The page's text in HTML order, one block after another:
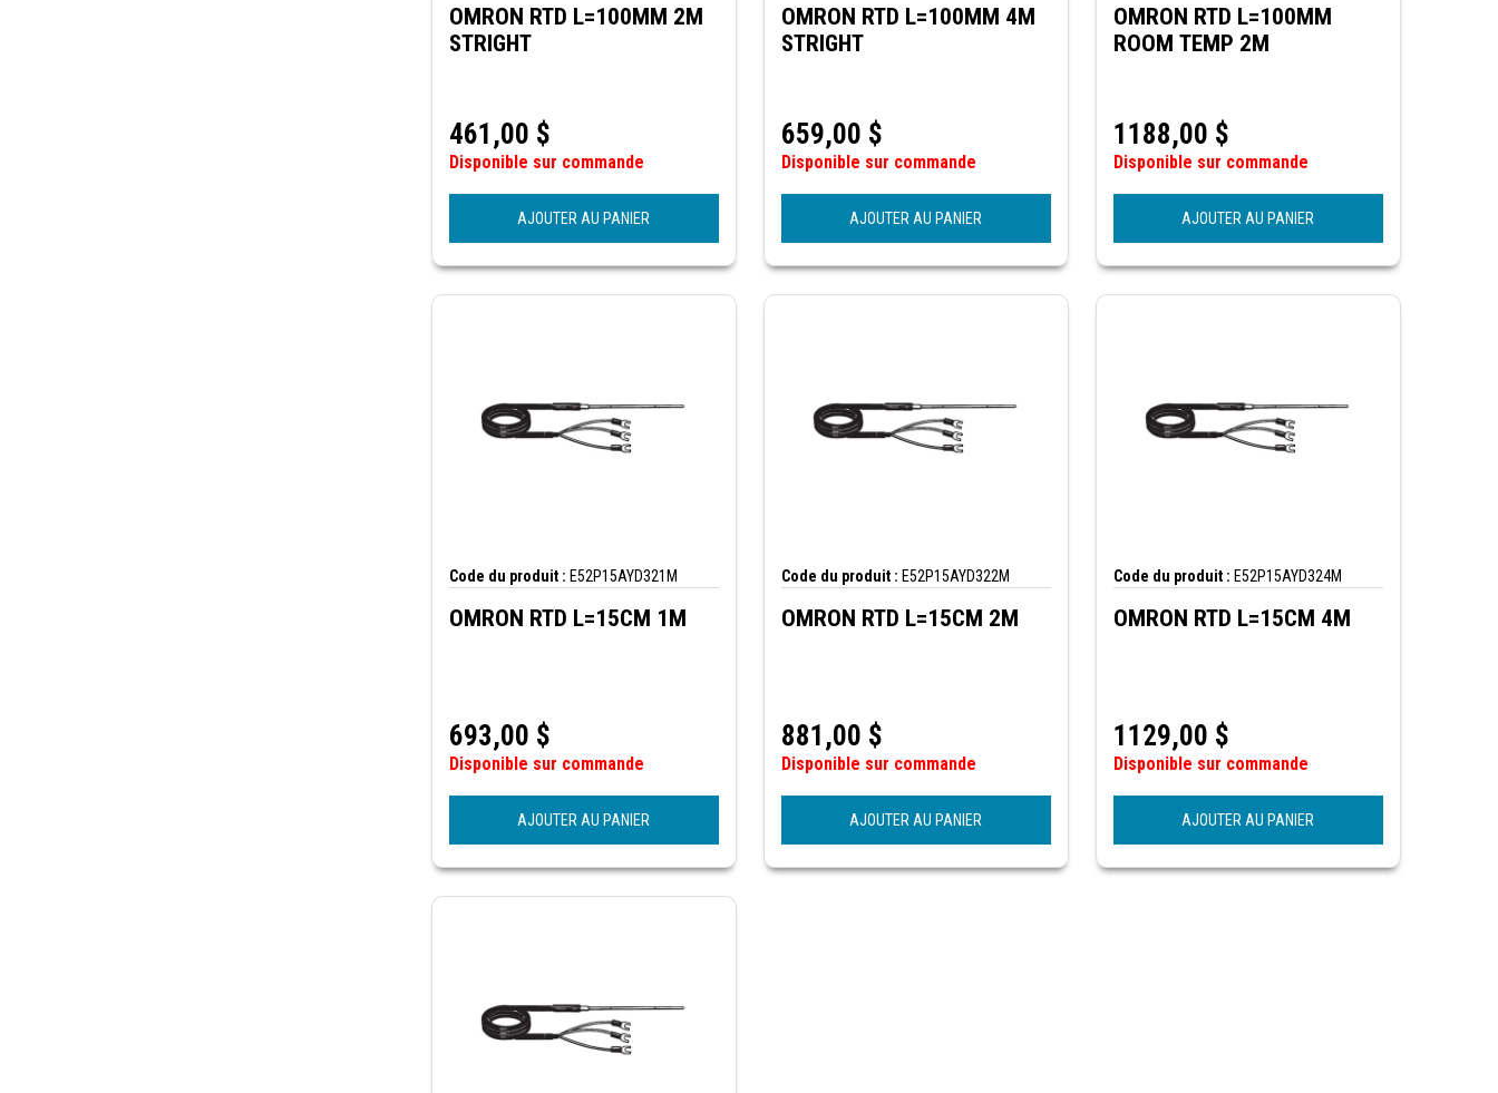
OMRON RTD L=100MM 2M
STRIGHT
461,00 $
Disponible sur commande
AJOUTER AU PANIER
OMRON RTD L=100MM 4M
STRIGHT
659,00 $
Disponible sur commande
AJOUTER AU PANIER
OMRON RTD L=100MM
ROOM TEMP 2M
1188,00 $
Disponible sur commande
AJOUTER AU PANIER
Code du produit : E52P15AYD321M
OMRON RTD L=15CM 1M
693,00 $
Disponible sur commande
AJOUTER AU PANIER
Code du produit : E52P15AYD322M
OMRON RTD L=15CM 2M
881,00 $
Disponible sur commande
AJOUTER AU PANIER
Code du produit : E52P15AYD324M
OMRON RTD L=15CM 4M
1129,00 $
Disponible sur commande
AJOUTER AU PANIER